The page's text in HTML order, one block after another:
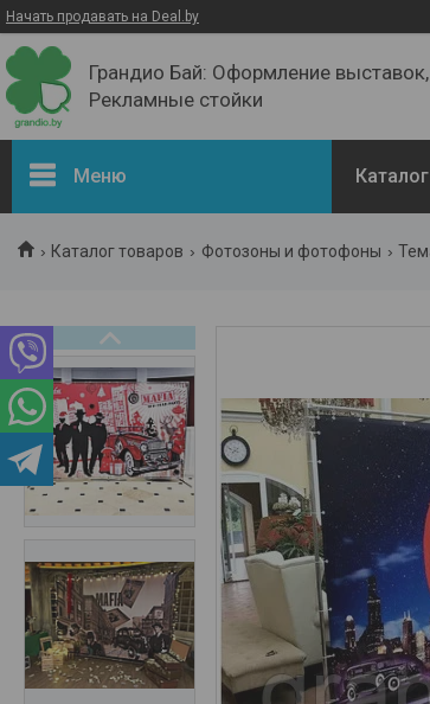
Начать продавать на Deal.by
Грандио Бай: Оформление
Рекламные стойки
Меню
Пресс-Волл
Буклетницы
Рамки / Клик-рамки
Выставочные стенды
Флагштоки - Флаги
О компании / Помощь
Каталог
Каталог товаров Фотозоны и фотофоны